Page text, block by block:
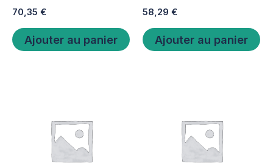
70,35 €
Ajouter au panier
58,29 €
Ajouter au panier